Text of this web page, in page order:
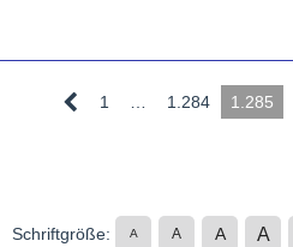
1 1.284 1.285
Schriftgröße: A A A A